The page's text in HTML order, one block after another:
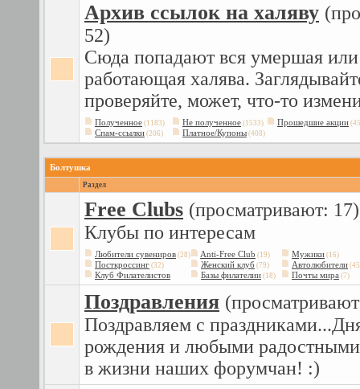
Архив ссылок на халяву
52)
Сюда попадают вся умершая
работающая халява.
проверяйте, может, что-то
Полученное (1183) Не полученное (1533) Прошедшие акции
Спам-ссылки (206) Платное/Купоны (408)
Болтушка
Раздел
Free Сlubs (просматривают: 17)
Клубы по интересам
Любители сувениров (28) Anti-Free Club (19) Мужики (16)
Посткроссинг (32) Женский клуб (79) Автолюбители
Клуб Филателистов Базы филателии (18) Почты мира (7)
Поздравления
Поздравляем с
рождения и любыми
в жизни наших форумчан! :)